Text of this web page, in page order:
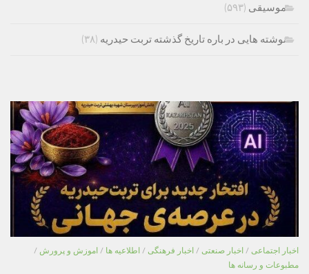
موسیقی (۵۹۳)
نوشته هایی در باره تاریخ گذشته تربت حیدریه (۳۸)
اخبار اجتماعی / اخبار صنعتی / اخبار فرهنگی / اطلاعیه ها / اموزش و پرورش /
مطبوعات و رسانه ها